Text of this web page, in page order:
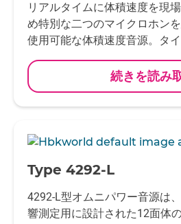
リアルタイムに体積速度を現
め特別な二つのマイクロホン
使用可能な体積速度音源。タ
どの密閉状態から、反射面か
ープンな状態まで、幅広い音響
す。
続きを読み
-
Type 4292-L
4292-L型オムニパワー音源は
響測定用に設計された12面体